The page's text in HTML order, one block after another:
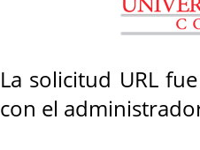
La solicitud URL
con el